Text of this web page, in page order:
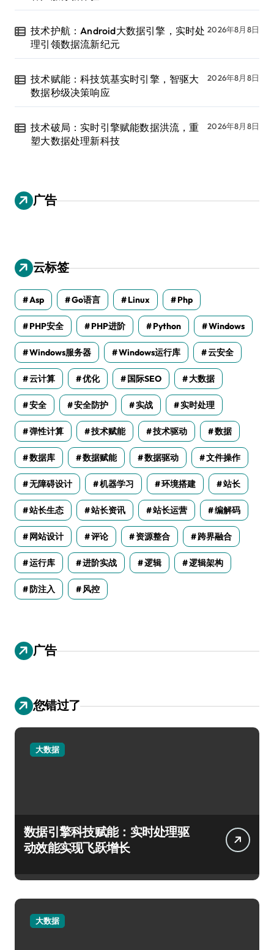
技术护航：Android大数据引擎，实时处
理引领数据流新纪元
2026年8月8日
技术赋能：科技筑基实时引擎，智驱大
数据秒级决策响应
2026年8月8日
技术破局：实时引擎赋能数据洪流，重
塑大数据处理新科技
2026年8月8日
广告
云标签
Asp Go语言 Linux Php
PHP安全 PHP进阶 Python Windows
Windows服务器 Windows运行库 云安全
云计算 优化 国际SEO 大数据
安全 安全防护 实战 实时处理
弹性计算 技术赋能 技术驱动 数据
数据库 数据赋能 数据驱动 文件操作
无障碍设计 机器学习 环境搭建 站长
站长生态 站长资讯 站长运营 编解码
网站设计 评论 资源整合 跨界融合
运行库 进阶实战 逻辑 逻辑架构
防注入 风控
广告
您错过了
大数据
数据引擎科技赋能：实时处理驱
动效能实现飞跃增长
大数据